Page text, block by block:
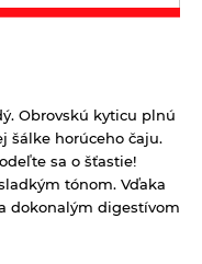
Obrovskú kyticu plnú
šálke horúceho čaju.
sa o šťastie!
tónom. Vďaka
dokonalým digestívom